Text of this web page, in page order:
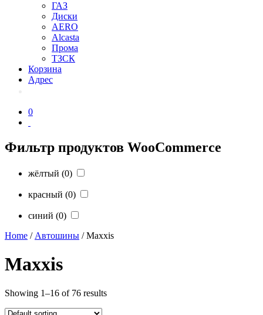
ГАЗ
Диски
AERO
Alcasta
Прома
ТЗСК
Корзина
Адрес
0
Фильтр продуктов WooCommerce
жёлтый (0)
красный (0)
синий (0)
Home / Автошины / Maxxis
Maxxis
Showing 1–16 of 76 results